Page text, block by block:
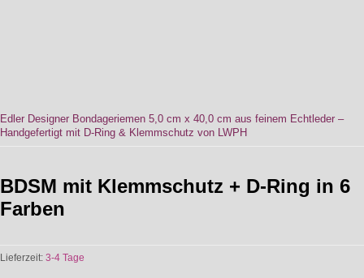
Edler Designer Bondageriemen 5,0 cm x 40,0 cm aus feinem Echtleder –
Handgefertigt mit D-Ring & Klemmschutz von LWPH
BDSM mit Klemmschutz + D-Ring in 6
Farben
Lieferzeit: 3-4 Tage